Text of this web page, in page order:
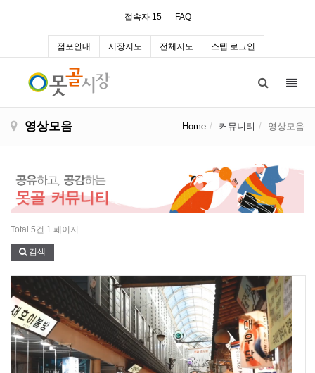
접속자 15 FAQ
점포안내 시장지도 전체지도 스텝 로그인
영상모음 Home 커뮤니티 영상모음
Total 5건 1 페이지
검색